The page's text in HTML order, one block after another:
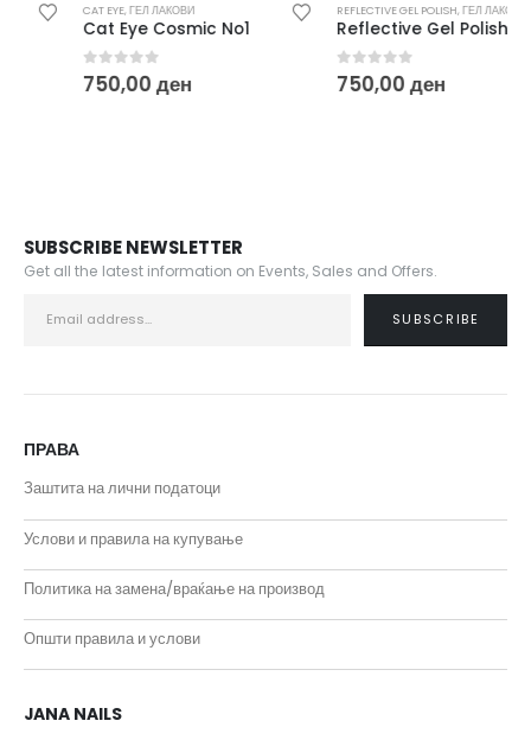
CAT EYE ГЕЛ ЛАКОВИ
Cat Eye Cosmic No1
out of 5
750,00ден
REFLECTIVE GEL POLISH,ГЕЛ ЛАКОВИ
Reflective Gel Polish No5
out of 5
750,00ден
SUBSCRIBE NEWSLETTER
Get all the latest information on Events, Sales and Offers.
ПРАВА
Заштита на лични податоци
Услови и правила на купување
Политика на замена/враќање на производ
Општи правила и услови
JANA NAILS